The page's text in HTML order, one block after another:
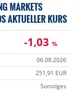
MARKETS
AKTUELLER KURS
-1,03 %
06.08.2026
251,91 EUR
Sonstiges